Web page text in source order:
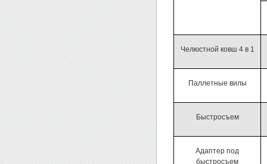
Челюстной ковш 4 в 1
Паллетные вилы
Быстросъем
Адаптер под
быстросъем